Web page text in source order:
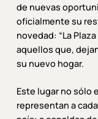
de nuevas
oficialmente su
novedad: “La
aquellos que,
su nuevo hogar.
Este lugar no sólo
representan a